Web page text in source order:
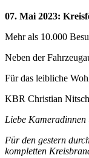
07. Mai 2023:
Mehr als 10.000
Neben der
Für das leibliche
KBR Christian
Liebe
Für den gestern
kompletten